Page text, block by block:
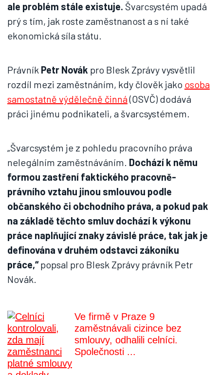
ale problém stále existuje. Švarcsystém upadá
prý s tím, jak roste zaměstnanost a s ní také
ekonomická síla státu.
Právník Petr Novák pro Blesk Zprávy vysvětlil
rozdíl mezi zaměstnáním, kdy člověk jako osoba
samostatně výdělečně činná(OSVČ) dodává
práci jinému podnikateli, a švarcsystémem.
„Švarcsystém je z pohledu pracovního práva
nelegálním zaměstnáváním. Dochází k němu
formou zastření faktického pracovně-
právního vztahu jinou smlouvou podle
občanského či obchodního práva, a pokud pak
na základě těchto smluv dochází k výkonu
práce naplňující znaky závislé práce, tak jak je
definována v druhém odstavci zákoníku
práce,“popsal pro Blesk Zprávy právník Petr
Novák.
Ve firmě v Praze 9
zaměstnávali cizince bez
smlouvy, odhalili celníci.
Společnosti ...